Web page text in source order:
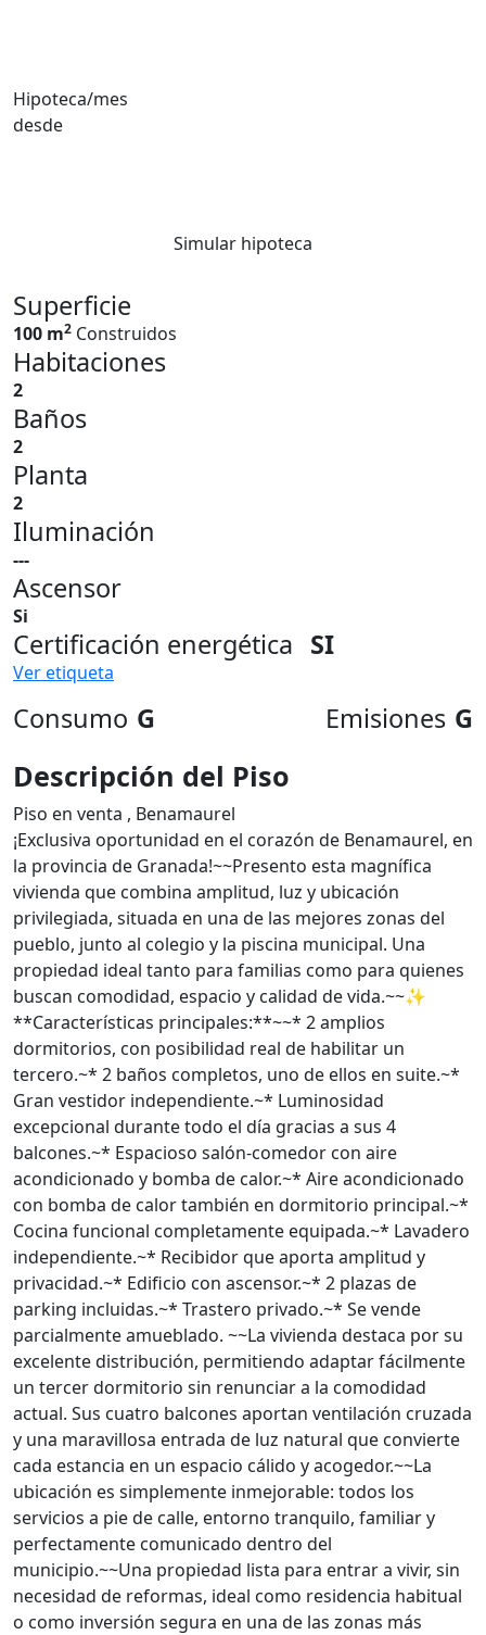
Hipoteca/mes
desde
Simular hipoteca
Superficie
100 m2 Construidos
Habitaciones
2
Baños
2
Planta
2
Iluminación
---
Ascensor
Si
Certificación energética SI
Ver etiqueta
Consumo G Emisiones G
Descripción del Piso
Piso en venta , Benamaurel
¡Exclusiva oportunidad en el corazón de Benamaurel, en
la provincia de Granada!~~Presento esta magnífica
vivienda que combina amplitud, luz y ubicación
privilegiada, situada en una de las mejores zonas del
pueblo, junto al colegio y la piscina municipal. Una
propiedad ideal tanto para familias como para quienes
buscan comodidad, espacio y calidad de vida.~~✨
**Características principales:**~~* 2 amplios
dormitorios, con posibilidad real de habilitar un
tercero.~* 2 baños completos, uno de ellos en suite.~*
Gran vestidor independiente.~* Luminosidad
excepcional durante todo el día gracias a sus 4
balcones.~* Espacioso salón-comedor con aire
acondicionado y bomba de calor.~* Aire acondicionado
con bomba de calor también en dormitorio principal.~*
Cocina funcional completamente equipada.~* Lavadero
independiente.~* Recibidor que aporta amplitud y
privacidad.~* Edificio con ascensor.~* 2 plazas de
parking incluidas.~* Trastero privado.~* Se vende
parcialmente amueblado. ~~La vivienda destaca por su
excelente distribución, permitiendo adaptar fácilmente
un tercer dormitorio sin renunciar a la comodidad
actual. Sus cuatro balcones aportan ventilación cruzada
y una maravillosa entrada de luz natural que convierte
cada estancia en un espacio cálido y acogedor.~~La
ubicación es simplemente inmejorable: todos los
servicios a pie de calle, entorno tranquilo, familiar y
perfectamente comunicado dentro del
municipio.~~Una propiedad lista para entrar a vivir, sin
necesidad de reformas, ideal como residencia habitual
o como inversión segura en una de las zonas más